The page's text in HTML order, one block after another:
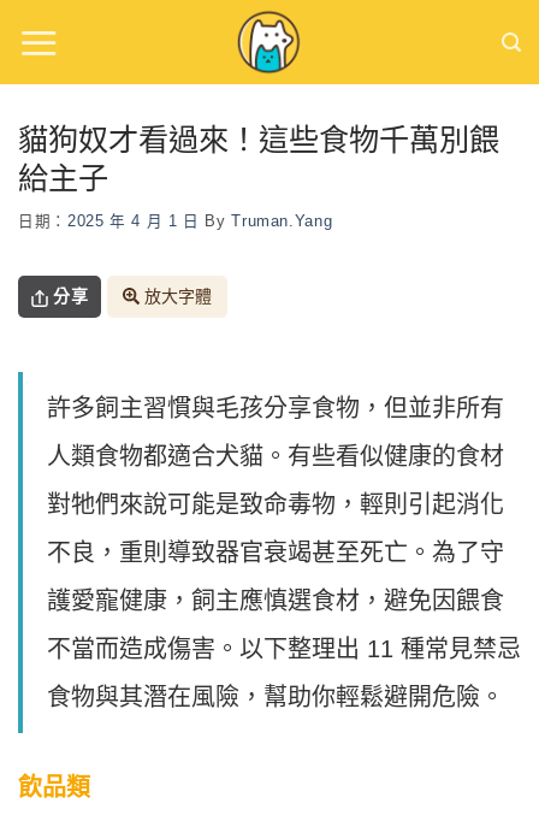
content
貓狗奴才看過來！這些食物千萬別餵
給主子
日期： 2025 年 4 月 1 日 ByTruman.yang
分享 放大字體
許多飼主習慣與毛孩分享食物，但並非所有
人類食物都適合犬貓。有些看似健康的食材
對牠們來說可能是致命毒物，輕則引起消化
不良，重則導致器官衰竭甚至死亡。為了守
護愛寵健康，飼主應慎選食材，避免因餵食
不當而造成傷害。以下整理出 11 種常見禁忌
食物與其潛在風險，幫助你輕鬆避開危險。
飲品類